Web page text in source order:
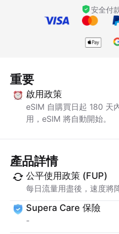
安全付
重要
啟用政策
eSIM 自購買日起 180 天
用，eSIM 將自動開始。
產品詳情
公平使用政策 (FUP)
每日流量用盡後，速度將
Supera Care 保險
-